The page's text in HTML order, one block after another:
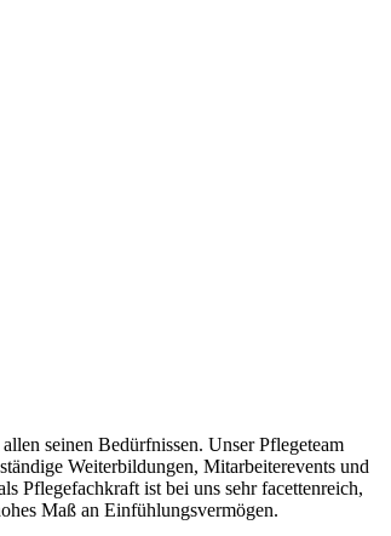
seinen Bedürfnissen. Unser Pflegeteam
Weiterbildungen, Mitarbeiterevents und
Pflegefachkraft ist bei uns sehr facettenreich,
Maß an Einfühlungsvermögen.